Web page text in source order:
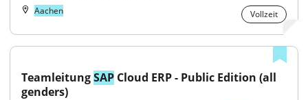
Aachen Vollzeit
Teamleitung SAP Cloud ERP - Public Edition (all
genders)